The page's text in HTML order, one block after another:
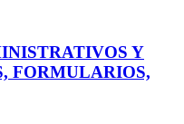
Y
FORMULARIOS,